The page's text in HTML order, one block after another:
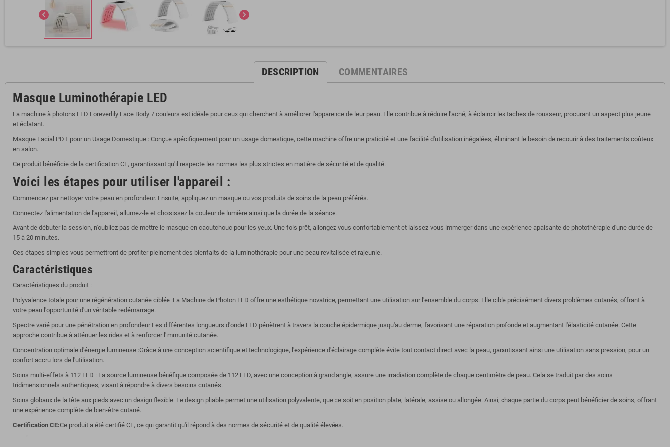
chevron_left chevron_right
DESCRIPTION COMMENTAIRES
Masque Luminothérapie LED
La machine à photons LED Foreverlily Face Body 7 couleurs est idéale pour ceux qui cherchent à améliorer l'apparence de leur peau. Elle contribue à réduire l'acné, à éclaircir les taches de rousseur, procurant un aspect plus jeune
et éclatant.
Masque Facial PDT pour un Usage Domestique : Conçue spécifiquement pour un usage domestique, cette machine offre une praticité et une facilité d'utilisation inégalées, éliminant le besoin de recourir à des traitements coûteux
en salon.
Ce produit bénéficie de la certification CE, garantissant qu'il respecte les normes les plus strictes en matière de sécurité et de qualité.
Voici les étapes pour utiliser l'appareil :
Commencez par nettoyer votre peau en profondeur. Ensuite, appliquez un masque ou vos produits de soins de la peau préférés.
Connectez l'alimentation de l'appareil, allumez-le et choisissez la couleur de lumière ainsi que la durée de la séance.
Avant de débuter la session, n'oubliez pas de mettre le masque en caoutchouc pour les yeux. Une fois prêt, allongez-vous confortablement et laissez-vous immerger dans une expérience apaisante de photothérapie d'une durée de
15 à 20 minutes.
Ces étapes simples vous permettront de profiter pleinement des bienfaits de la luminothérapie pour une peau revitalisée et rajeunie.
Caractéristiques
Caractéristiques du produit :
Polyvalence totale pour une régénération cutanée ciblée :La Machine de Photon LED offre une esthétique novatrice, permettant une utilisation sur l'ensemble du corps. Elle cible précisément divers problèmes cutanés, offrant à
votre peau l'opportunité d'un véritable redémarrage.
Spectre varié pour une pénétration en profondeur Les différentes longueurs d'onde LED pénètrent à travers la couche épidermique jusqu'au derme, favorisant une réparation profonde et augmentant l'élasticité cutanée. Cette
approche contribue à atténuer les rides et à renforcer l'immunité cutanée.
Concentration optimale d'énergie lumineuse :Grâce à une conception scientifique et technologique, l'expérience d'éclairage complète évite tout contact direct avec la peau, garantissant ainsi une utilisation sans pression, pour un
confort accru lors de l'utilisation.
Soins multi-effets à 112 LED : La source lumineuse bénéfique composée de 112 LED, avec une conception à grand angle, assure une irradiation complète de chaque centimètre de peau. Cela se traduit par des soins
tridimensionnels authentiques, visant à répondre à divers besoins cutanés.
Soins globaux de la tête aux pieds avec un design flexible Le design pliable permet une utilisation polyvalente, que ce soit en position plate, latérale, assise ou allongée. Ainsi, chaque partie du corps peut bénéficier de soins, offrant
une expérience complète de bien-être cutané.
Certification CE:Ce produit a été certifié CE, ce qui garantit qu'il répond à des normes de sécurité et de qualité élevées.